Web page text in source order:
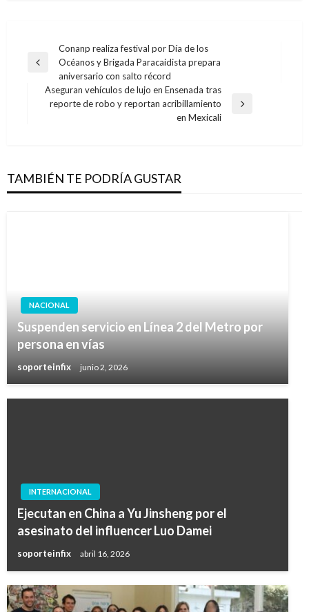
Navegación
de
entradas
Entrada
anterior
Conanp realiza festival por Día de los
Océanos y Brigada Paracaidista prepara
aniversario con salto récord
Entrada
Aseguran vehículos de lujo en Ensenada tras
reporte de robo y reportan acribillamiento
en Mexicali
TAMBIÉN TE PODRÍA GUSTAR
NACIONAL
Suspenden servicio en Línea 2 del Metro por
persona en vías
soporteinfix junio 2, 2026
INTERNACIONAL
Ejecutan en China a Yu Jinsheng por el
asesinato del influencer Luo Damei
soporteinfix abril 16, 2026